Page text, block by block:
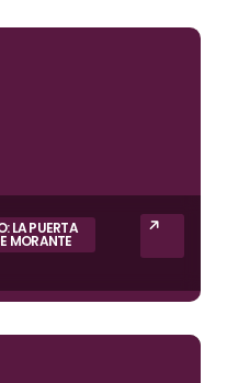
LA PUERTA
MORANTE